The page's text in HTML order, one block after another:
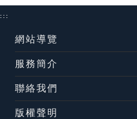
:::
網站導覽
服務簡介
聯絡我們
版權聲明